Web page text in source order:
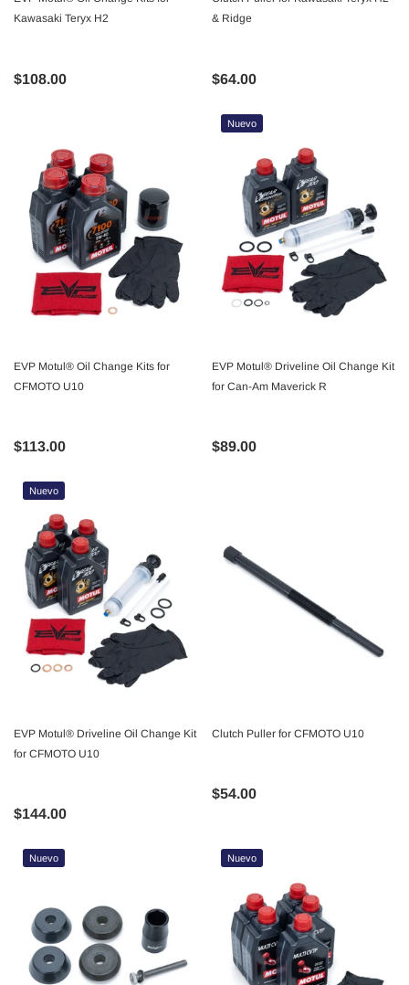
Kawasaki Teryx H2
$108.00
& Ridge
$64.00
EVP Motul® Oil Change Kits for
CFMOTO U10
$113.00
Nuevo
EVP Motul® Driveline Oil Change Kit
for Can-Am Maverick R
$89.00
Nuevo
EVP Motul® Driveline Oil Change Kit
for CFMOTO U10
$144.00
Clutch Puller for CFMOTO U10
$54.00
Nuevo Nuevo